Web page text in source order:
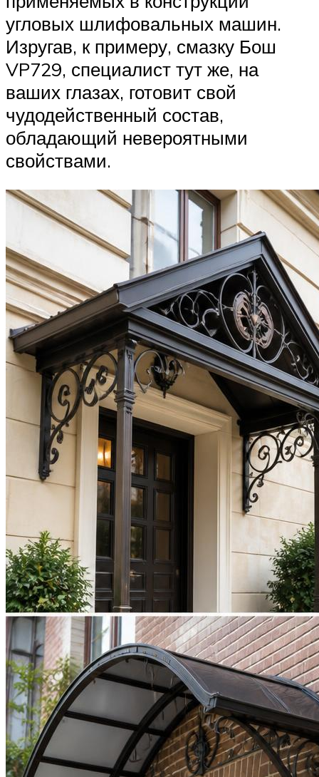
угловых шлифовальных машин.
Изругав, к примеру, смазку Бош
VP729, специалист тут же, на
ваших глазах, готовит свой
чудодейственный состав,
обладающий невероятными
свойствами.